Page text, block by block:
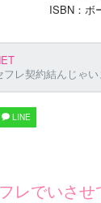
ISBN：ボ
フレ契約結んじゃ
LINE
レでいさ